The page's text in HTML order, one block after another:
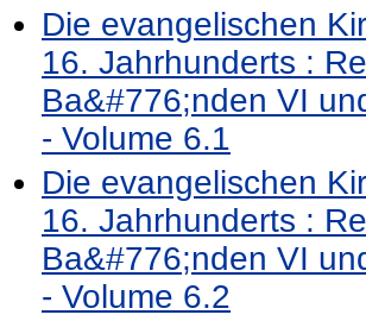
Die evangelischen
16. Jahrhunderts :
Ba&#776;nden VI
- Volume 6.1
Die evangelischen
16. Jahrhunderts :
Ba&#776;nden VI
- Volume 6.2